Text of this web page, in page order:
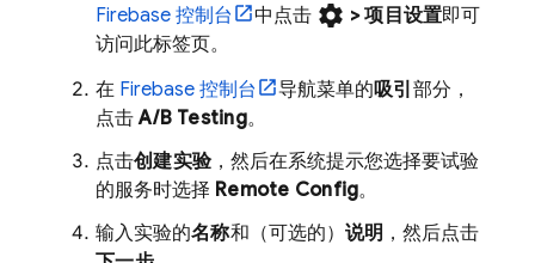
Firebase 控制台 中点击 settings > 项目设置即可
访问此标签页。
在 Firebase 控制台 导航菜单的吸引 部分，
点击A/B Testing。
点击创建实验，然后在系统提示您选择要试验
的服务时选择 Remote Config。
输入实验的名称和（可选的） 说明 ，然后点击